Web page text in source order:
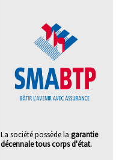
La société possède la garantie
décennale tous corps d'état.